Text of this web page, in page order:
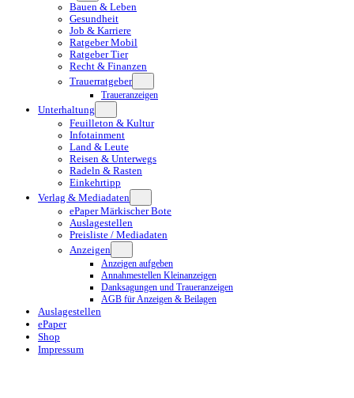
Bauen & Leben
Gesundheit
Job & Karriere
Ratgeber Mobil
Ratgeber Tier
Recht & Finanzen
Trauerratgeber
Traueranzeigen
Unterhaltung
Feuilleton & Kultur
Infotainment
Land & Leute
Reisen & Unterwegs
Radeln & Rasten
Einkehrtipp
Verlag & Mediadaten
ePaper Märkischer Bote
Auslagestellen
Preisliste / Mediadaten
Anzeigen
Anzeigen aufgeben
Annahmestellen Kleinanzeigen
Danksagungen und Traueranzeigen
AGB für Anzeigen & Beilagen
Auslagestellen
ePaper
Shop
Impressum